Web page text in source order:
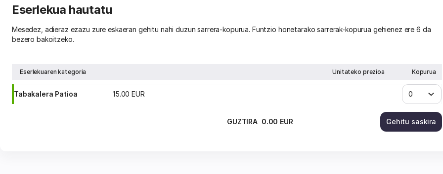
Eserlekua hautatu
Mesedez, adieraz ezazu zure eskaeran gehitu nahi duzun sarrera-kopurua. Funtzio honetarako sarrerak-kopurua gehienez ere 6 da
bezero bakoitzeko.
Eserlekuaren kategoria Kopurua
Unitateko prezioa
Tabakalera Patioa 15.00 EUR
GUZTIRA 0.00 EUR Gehitu saskira